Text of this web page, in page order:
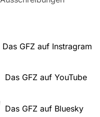
Das GFZ auf Instragram
Das GFZ auf YouTube
Das GFZ auf Bluesky